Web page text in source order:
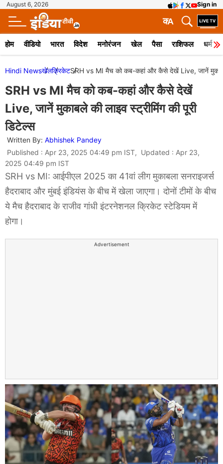
August 6, 2026 Sign in
A
क
होम वीडियो भारत विदेश मनोरंजन खेल पैसा राशिफल धर्म
Hindi Newsखेलक्रिकेटSRH vs MI मैच को कब-कहां और कैसे देखें Live, जानें मुकाबले
SRH vs MI मैच को कब-कहां और कैसे देखें
Live, जानें मुकाबले की लाइव स्ट्रीमिंग की पूरी
डिटेल्स
Written By: Abhishek Pandey
Published : Apr 23, 2025 04:49 pm IST, Updated : Apr 23,
2025 04:49 pm IST
SRH vs MI: आईपीएल 2025 का 41वां लीग मुकाबला सनराइजर्स
हैदराबाद और मुंबई इंडियंस के बीच में खेला जाएगा। दोनों टीमों के बीच
ये मैच हैदराबाद के राजीव गांधी इंटरनेशनल क्रिकेट स्टेडियम में
होगा।
Advertisement